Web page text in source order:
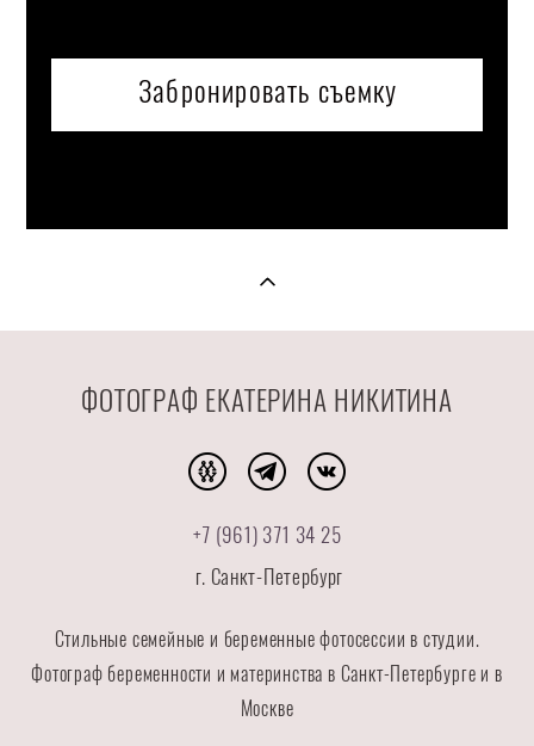
Забронировать съемку
ФОТОГРАФ ЕКАТЕРИНА НИКИТИНА
+7 (961) 371 34 25
г. Санкт-Петербург
Стильные семейные и беременные фотосессии в студии.
Фотограф беременности и материнства в Санкт-Петербурге и в
Москве